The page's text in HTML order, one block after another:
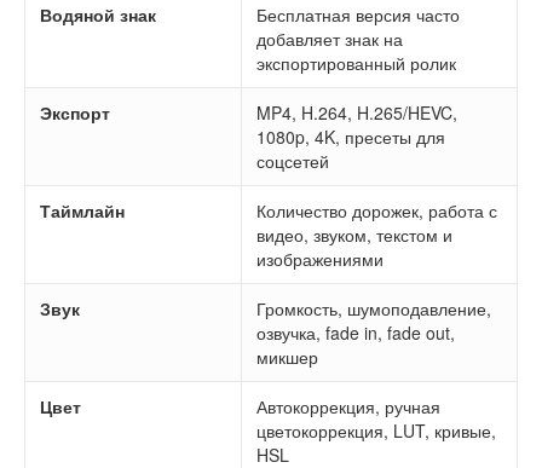
Водяной знак
Бесплатная версия часто
добавляет знак на
экспортированный ролик
Экспорт
MP4, H.264, H.265/HEVC,
1080p, 4K, пресеты для
соцсетей
Таймлайн
Количество дорожек, работа с
видео, звуком, текстом и
изображениями
Звук
Громкость, шумоподавление,
озвучка, fade in, fade out,
микшер
Цвет
Автокоррекция, ручная
цветокоррекция, LUT, кривые,
HSL